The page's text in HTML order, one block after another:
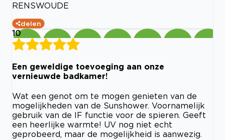
RENSWOUDE
delen
10
Een geweldige toevoeging aan onze
vernieuwde badkamer!
Wat een genot om te mogen genieten van de
mogelijkheden van de Sunshower. Voornamelijk
gebruik van de IF functie voor de spieren. Geeft
een heerlijke warmte! UV nog niet echt
geprobeerd, maar de mogelijkheid is aanwezig.